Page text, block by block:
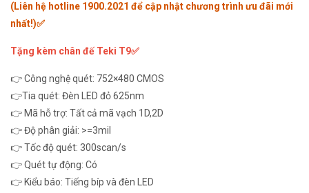
(Liên hệ hotline 1900.2021 để cập nhật chương trình ưu đãi mới
nhất!)✅
Tặng kèm chân đế Teki T9✅
👉 Công nghệ quét: 752×480 CMOS
👉Tia quét: Đèn LED đỏ 625nm
👉 Mã hỗ trợ: Tất cả mã vạch 1D,2D
👉 Độ phân giải: >=3mil
👉 Tốc độ quét: 300scan/s
👉 Quét tự động: Có
👉 Kiểu báo: Tiếng bíp và đèn LED